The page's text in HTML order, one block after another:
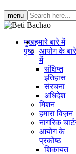
menu Search
मुख
पृष्ठ
हमारे बारे में
आयोग के बारे
में
संक्षिप्‍त
इतिहास
संरचना
अधिदेश
मिशन
हमारा विज़न
नागरिक
आयोग के
प्रकोष्ठ
शिकायत